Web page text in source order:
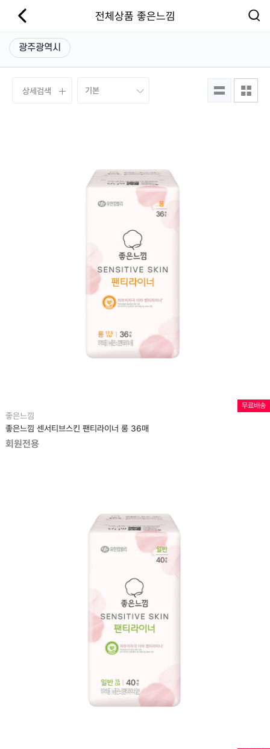
전체상품 좋은느낌
광주광역시
상세검색
무료배송
좋은느낌
좋은느낌 센서티브스킨 팬티라이너 롱 36매
회원전용